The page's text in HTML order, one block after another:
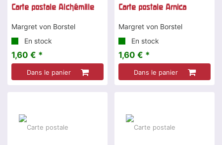
Carte postale Alchémille
Margret von Borstel
En stock
1,60 € *
Dans le panier
Carte postale Arnica
Margret von Borstel
En stock
1,60 € *
Dans le panier